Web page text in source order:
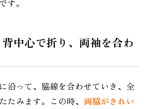
す。
中心で折り、両袖を合わ
沿って、脇線を合わせていき、全
たみます。この時、 両脇がきれい